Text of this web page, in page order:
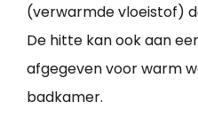
(verwarmde vloeistof)
De hitte kan ook aan
afgegeven voor warm
badkamer.